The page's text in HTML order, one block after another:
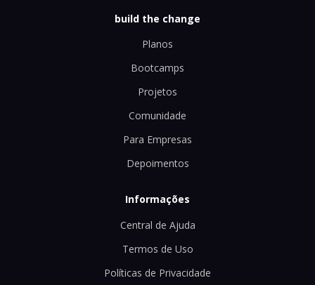
build the change
Planos
Bootcamps
Projetos
Comunidade
Para Empresas
Depoimentos
Informações
Central de Ajuda
Termos de Uso
Políticas de Privacidade